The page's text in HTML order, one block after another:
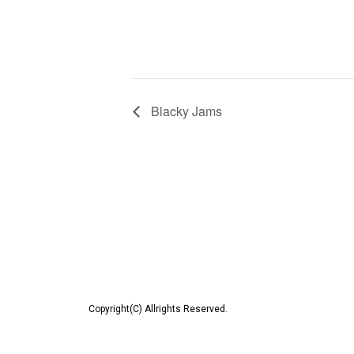
Blacky Jams
Copyright(C) Allrights Reserved.